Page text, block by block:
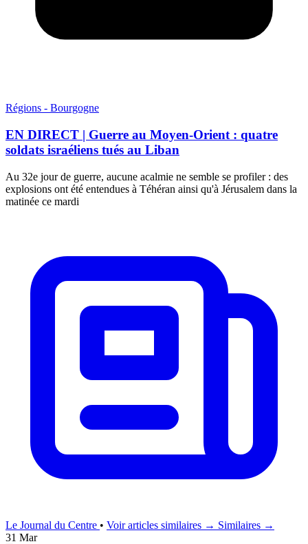
Régions - Bourgogne
EN DIRECT | Guerre au Moyen-Orient : quatre
soldats israéliens tués au Liban
Au 32e jour de guerre, aucune acalmie ne semble se profiler : des
explosions ont été entendues à Téhéran ainsi qu'à Jérusalem dans la
matinée ce mardi
Le Journal du Centre • Voir articles similaires → Similaires →
31 Mar